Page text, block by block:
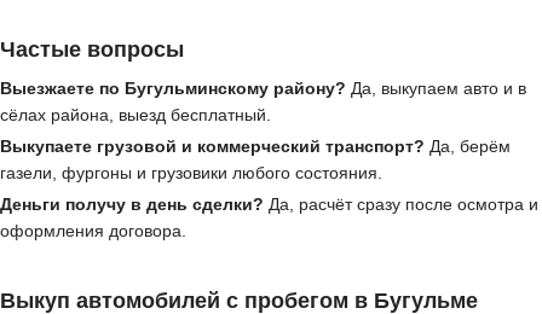
Частые вопросы
Выезжаете по Бугульминскому району? Да, выкупаем авто и в
сёлах района, выезд бесплатный.
Выкупаете грузовой и коммерческий транспорт? Да, берём
газели, фургоны и грузовики любого состояния.
Деньги получу в день сделки? Да, расчёт сразу после осмотра и
оформления договора.
Выкуп автомобилей с пробегом в Бугульме